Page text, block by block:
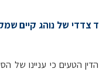
צדדי של נוהג קיים
הטעים כי עניינו של